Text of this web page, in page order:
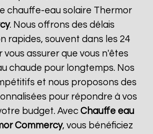
chauffe-eau solaire Thermor
. Nous offrons des délais
rapides, souvent dans les 24
vous assurer que vous n'êtes
chaude pour longtemps. Nos
et nous proposons des
pour répondre à vos
budget. AvecChauffe eau
Commercy, vous bénéficiez